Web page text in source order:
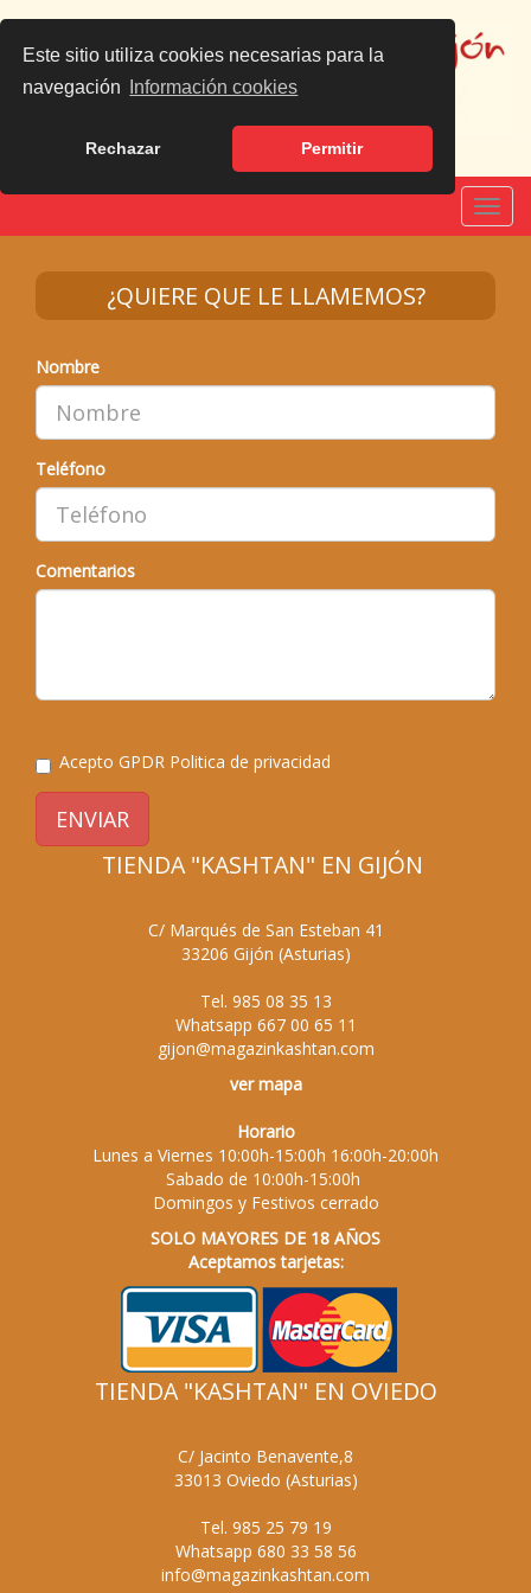
Este sitio utiliza cookies necesarias para la
navegación
Información cookies
Rechazar Permitir
|English
¿QUIERE QUE LE LLAMEMOS?
Nombre
Teléfono
Comentarios
Acepto GPDR Politica de privacidad
ENVIAR
TIENDA "KASHTAN" EN GIJÓN
C/ Marqués de San Esteban 41
33206 Gijón (Asturias)
Tel. 985 08 35 13
Whatsapp 667 00 65 11
gijon@magazinkashtan.com
ver mapa
Horario
Lunes a Viernes 10:00h-15:00h 16:00h-20:00h
Sabado de 10:00h-15:00h
Domingos y Festivos cerrado
SOLO MAYORES DE 18 AÑOS
Aceptamos tarjetas:
TIENDA "KASHTAN" EN OVIEDO
C/ Jacinto Benavente,8
33013 Oviedo (Asturias)
Tel. 985 25 79 19
Whatsapp 680 33 58 56
info@magazinkashtan.com